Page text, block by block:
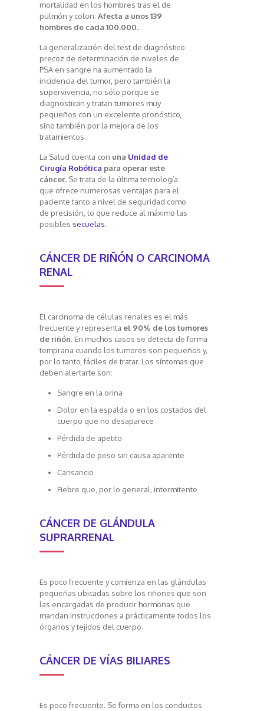
mortalidad en los hombres tras el de
pulmón y colon. Afecta a unos 139
hombres de cada 100.000.
La generalización del test de diagnóstico
precoz de determinación de niveles de
PSA en sangre ha aumentado la
incidencia del tumor, pero también la
supervivencia, no sólo porque se
diagnostican y tratan tumores muy
pequeños con un excelente pronóstico,
sino también por la mejora de los
tratamientos.
La Salud cuenta con una Unidad de
Cirugía Robótica para operar este
cáncer.Se trata de la última tecnología
que ofrece numerosas ventajas para el
paciente tanto a nivel de seguridad como
de precisión, lo que reduce al máximo las
posibles secuelas.
CÁNCER DE RIÑÓN O CARCINOMA
RENAL
El carcinoma de células renales es el más
frecuente y representa el 90% de los tumores
de riñón. En muchos casos se detecta de forma
temprana cuando los tumores son pequeños y,
por lo tanto, fáciles de tratar. Los síntomas que
deben alertarte son:
Sangre en la orina
Dolor en la espalda o en los costados del
cuerpo que no desaparece
Pérdida de apetito
Pérdida de peso sin causa aparente
Cansancio
Fiebre que, por lo general, intermitente
CÁNCER DE GLÁNDULA
SUPRARRENAL
Es poco frecuente y comienza en las glándulas
pequeñas ubicadas sobre los riñones que son
las encargadas de producir hormonas que
mandan instrucciones a prácticamente todos los
órganos y tejidos del cuerpo.
CÁNCER DE VÍAS BILIARES
Es poco frecuente. Se forma en los conductos